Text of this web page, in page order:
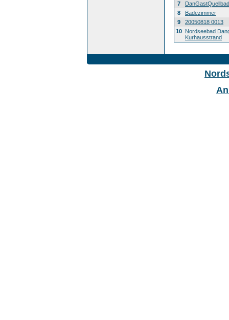
7
DanGastQuellbad
8
Badezimmer
9
20050818 0013
10 Nordseebad
Kurhausstrand